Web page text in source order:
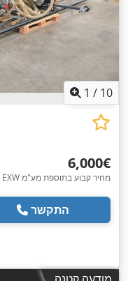
1 / 10
‏6,000 ‏€
EXW מחיר קבוע בתוספת מע"מ
התקשר